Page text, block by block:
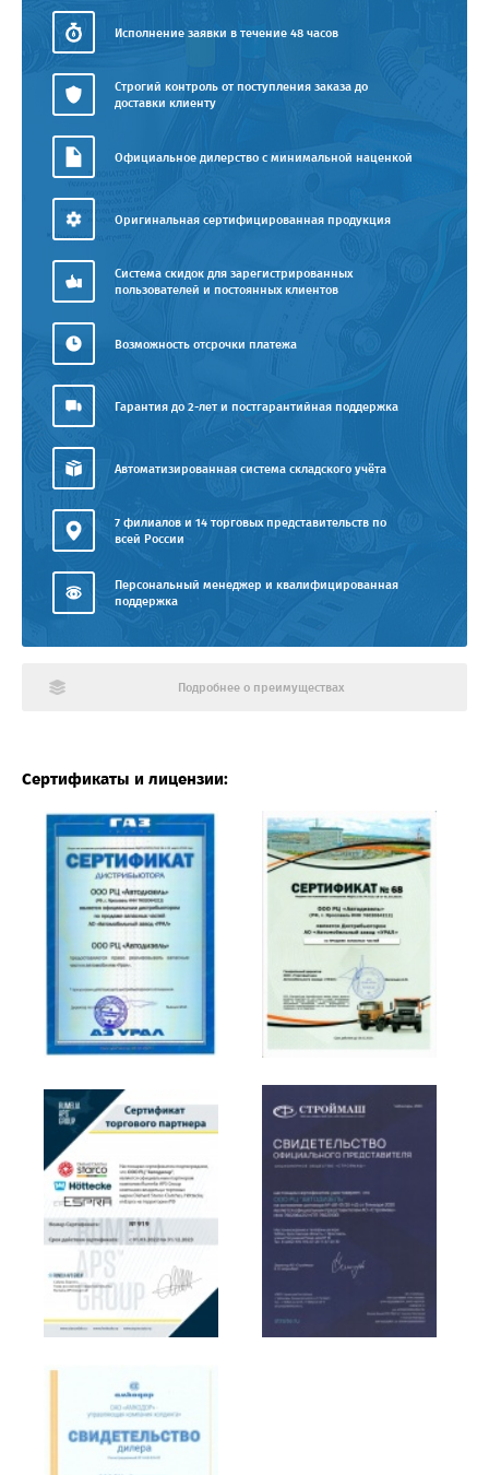
Исполнение заявки в течение 48 часов
Строгий контроль от поступления заказа до
доставки клиенту
Официальное дилерство с минимальной наценкой
Оригинальная сертифицированная продукция
Система скидок для зарегистрированных
пользователей и постоянных клиентов
Возможность отсрочки платежа
Гарантия до 2-лет и постгарантийная поддержка
Автоматизированная система складского учёта
7 филиалов и 14 торговых представительств по
всей России
Персональный менеджер и квалифицированная
поддержка
Подробнее о преимуществах
Сертификаты и лицензии: